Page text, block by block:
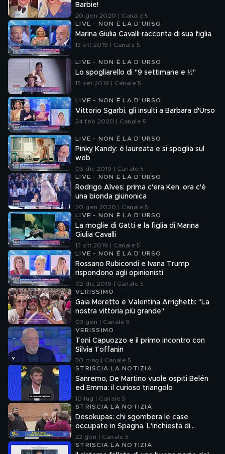
Barbie!
20 gen 2020 | Canale 5
LIVE - NON È LA D'URSO
Marina Giulia Cavalli racconta di sua figlia
13 ott 2019 | Canale 5
LIVE - NON È LA D'URSO
Lo spogliarello di "9 settimane e ½"
15 set 2019 | Canale 5
LIVE - NON È LA D'URSO
Vittorio Sgarbi, gli insulti a Barbara d'Urso
24 feb 2020 | Canale 5
LIVE - NON È LA D'URSO
Pinky Kandy: è laureata e si spoglia sul
web
03 dic 2019 | Canale 5
LIVE - NON È LA D'URSO
Rodrigo Alves: prima c'era Ken, ora c'è
una bionda giunonica
20 gen 2020 | Canale 5
LIVE - NON È LA D'URSO
La moglie di Gatti e la figlia di Marina
Giulia Cavalli
13 ott 2019 | Canale 5
LIVE - NON È LA D'URSO
Rossano Rubicondi e Ivana Trump
rispondono agli opinionisti
02 dic 2019 | Canale 5
VERISSIMO
Gaia Moretto e Valentina Arrighetti: "La
nostra vittoria più grande"
03 gen | Canale 5
VERISSIMO
Toni Capuozzo e il primo incontro con
Silvia Toffanin
30 mag | Canale 5
STRISCIA LA NOTIZIA
Sanremo, De Martino vuole ospiti Belén
ed Emma: il curioso triangolo
10 lug | Canale 5
STRISCIA LA NOTIZIA
Desokupas: chi sgombera le case
occupate in Spagna. L'inchiesta di
Francesco Mazza
22 gen | Canale 5
STRISCIA LA NOTIZIA